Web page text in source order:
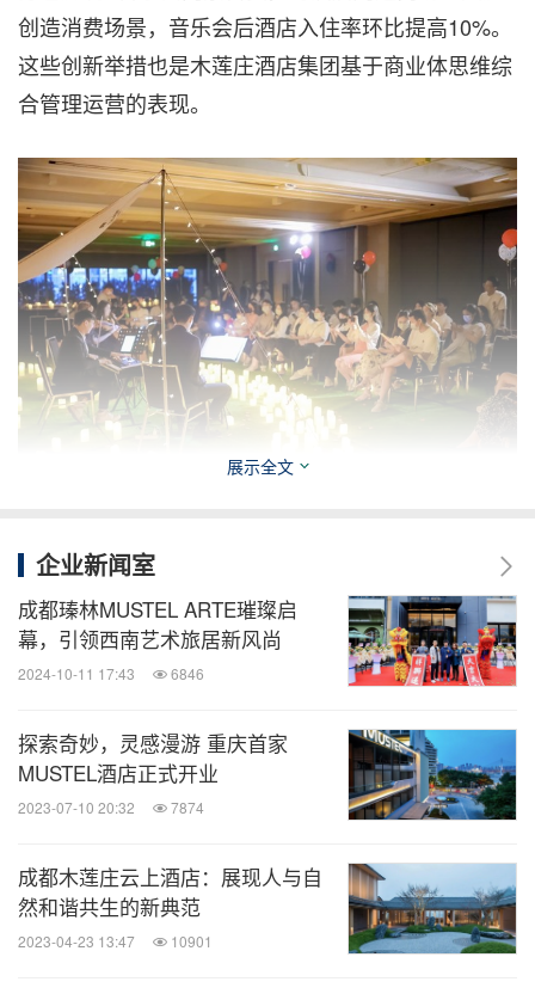
创造消费场景，音乐会后酒店入住率环比提高10%。
这些创新举措也是木莲庄酒店集团基于商业体思维综
合管理运营的表现。
卓越敏捷彰显品牌商业价值，助力投资加盟共赢
势能强劲的酒店品牌不仅为投资合作方提供全流程精
效的融资渠道、全面的生态体系、完善的产业布局，
同时还将实现与酒店品牌价值同的等量级的的品牌带
动效应，构建品牌美誉，推动商业价值落地，这些也
正是木莲庄酒店长期以来与投资和加盟合作伙伴协同
共赢的核心优势。
展示全文
企业新闻室
成都瑧林MUSTEL ARTE璀璨启
幕，引领西南艺术旅居新风尚
2024-10-11 17:43 6846
探索奇妙，灵感漫游 重庆首家
MUSTEL酒店正式开业
2023-07-10 20:32 7874
成都木莲庄云上酒店：展现人与自
然和谐共生的新典范
2023-04-23 13:47 10901